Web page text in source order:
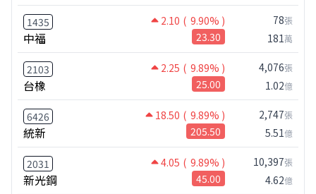
1435 2.10 ( 9.90% )
中福 23.30
78張
181萬
2103 2.25 ( 9.89% )
台橡 25.00
4,076張
1.02億
6426 18.50 ( 9.89% )
統新 205.50
2,747張
5.51億
2031 4.05 ( 9.89% )
新光鋼 45.00
10,397張
4.62億